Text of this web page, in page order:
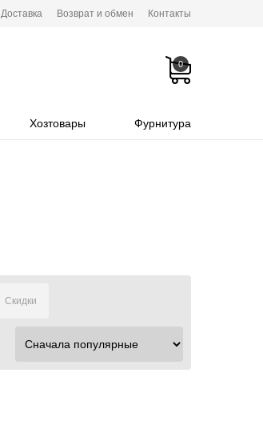
Доставка Возврат и обмен Контакты
0
Хозтовары Фурнитура
Скидки